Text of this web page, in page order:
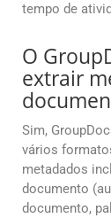
tempo de
O
extrair
Sim,
vários
metadados
documento
documento,